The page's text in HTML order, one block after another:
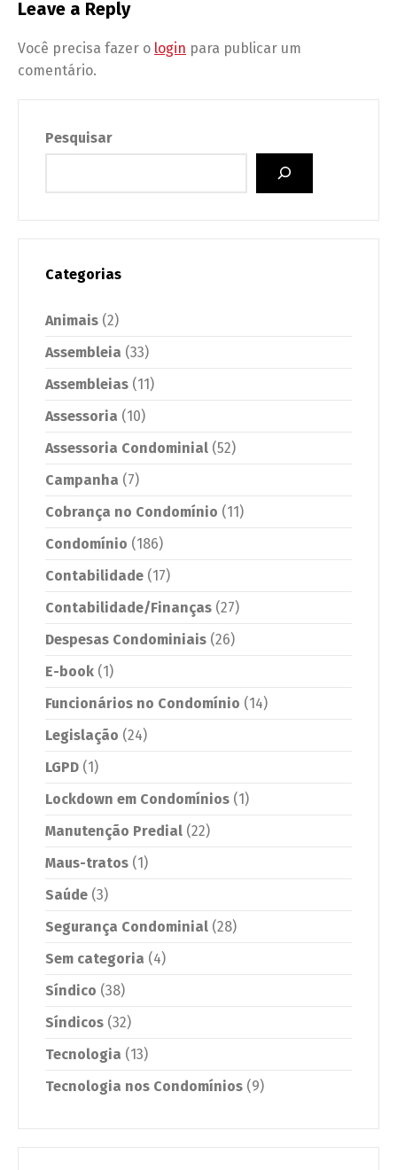
Leave a Reply
Você precisa fazer o login para publicar um
comentário.
Pesquisar
Categorias
Animais (2)
Assembleia (33)
Assembleias (11)
Assessoria (10)
Assessoria Condominial (52)
Campanha (7)
Cobrança no Condomínio (11)
Condomínio (186)
Contabilidade (17)
Contabilidade/Finanças (27)
Despesas Condominiais (26)
E-book (1)
Funcionários no Condomínio (14)
Legislação (24)
LGPD (1)
Lockdown em Condomínios (1)
Manutenção Predial (22)
Maus-tratos (1)
Saúde (3)
Segurança Condominial (28)
Sem categoria (4)
Síndico (38)
Síndicos (32)
Tecnologia (13)
Tecnologia nos Condomínios (9)